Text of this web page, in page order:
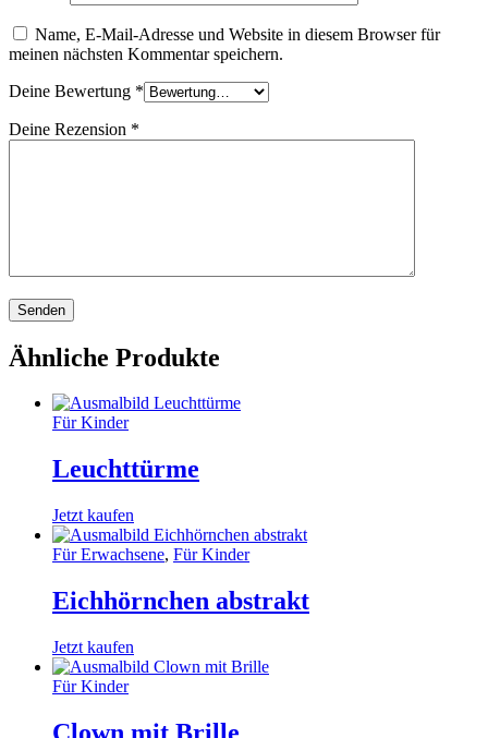
Name, E-Mail-Adresse und Website in diesem Browser für
meinen nächsten Kommentar speichern.
Deine Bewertung *
Deine Rezension *
Ähnliche Produkte
Für Kinder
Leuchttürme
Jetzt kaufen
Für Erwachsene, Für Kinder
Eichhörnchen abstrakt
Jetzt kaufen
Für Kinder